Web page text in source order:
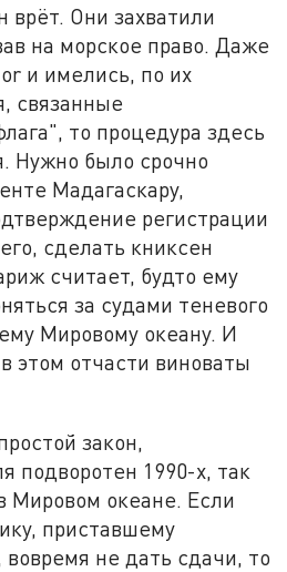
Они захватили
на морское право. Даже
и имелись, по их
связанные
то процедура здесь
Нужно было срочно
Мадагаскару,
регистрации
сделать книксен
считает, будто ему
за судами теневого
Мировому океану. И
этом отчасти виноваты
закон,
подворотен 1990-х, так
Мировом океане. Если
приставшему
не дать сдачи, то